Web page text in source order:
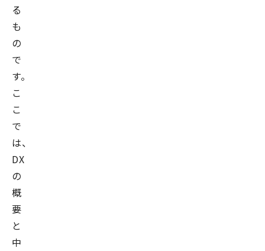
る
も
の
で
す。
こ
こ
で
は、
DX
の
概
要
と
中